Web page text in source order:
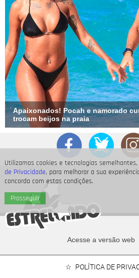
Utilizamos cookies e tecnologias
de Privacidade, para melhorar a sua
concorda com estas condições.
Prosseguir
Apaixonados! Pocah e namorado
trocam beijos na praia
Acesse a versão web
POLÍTICA DE